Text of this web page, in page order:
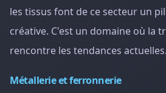
les tissus font de ce secteur un
créative. C'est un domaine où la
rencontre les tendances actuelles.
Métallerie et ferronnerie